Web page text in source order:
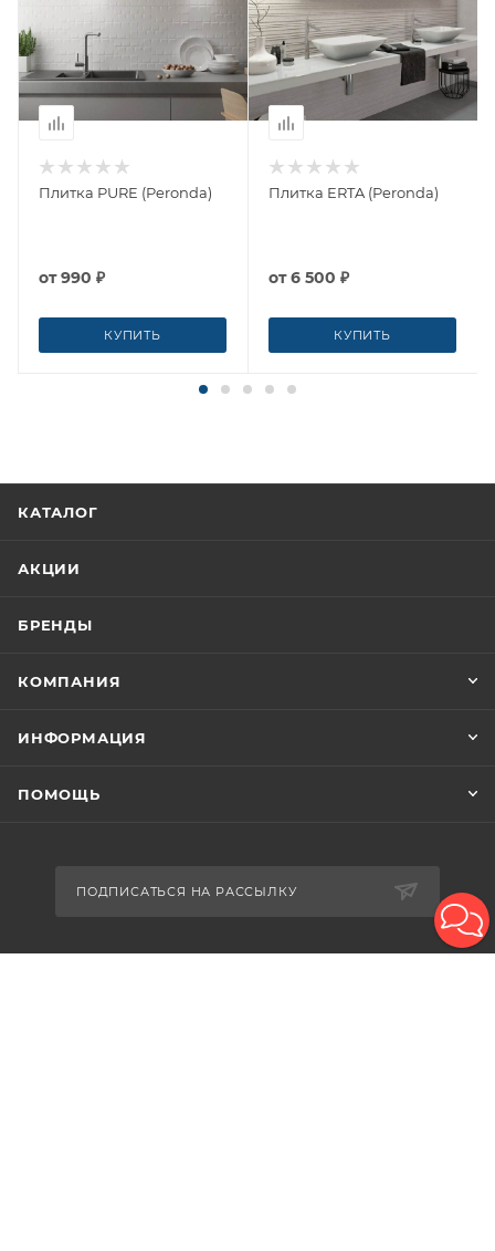
Плитка PURE (Peronda)
от990 ₽
КУПИТЬ
Плитка ERTA (Peronda)
от6 500 ₽
КУПИТЬ
КАТАЛОГ
АКЦИИ
БРЕНДЫ
КОМПАНИЯ
ИНФОРМАЦИЯ
ПОМОЩЬ
ПОДПИСАТЬСЯ НА РАССЫЛКУ